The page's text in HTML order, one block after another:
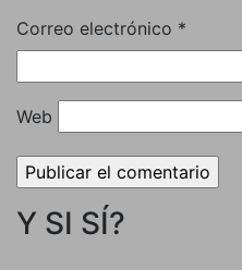
Correo electrónico *
Web
Y SI SÍ?